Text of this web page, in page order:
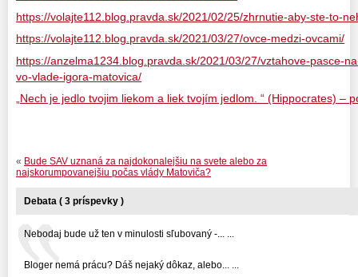
https://volajte112.blog.pravda.sk/2021/02/25/zhrnutie-aby-ste-to-
https://volajte112.blog.pravda.sk/2021/03/27/ovce-medzi-ovcami/
https://anzelma1234.blog.pravda.sk/2021/03/27/vztahove-pasce-
vo-vlade-igora-matovica/
„Nech je jedlo tvojim liekom a liek tvojím jedlom. “ (Hippocrates) –
« Bude SAV uznaná za najdokonalejšiu na svete alebo za
najskorumpovanejšiu počas vlády Matoviča?
Debata ( 3 príspevky )
Nebodaj bude už ten v minulosti sľubovaný -... ...
Bloger nemá prácu? Dáš nejaký dôkaz, alebo... ...